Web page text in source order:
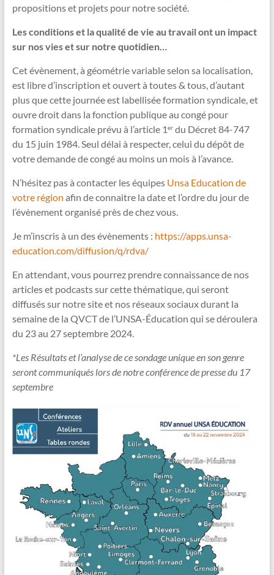
propositions et projets pour notre société.
Les conditions et la qualité de vie au travail ont un impact
sur nos vies et sur notre quotidien…
Cet évènement, à géométrie variable selon sa localisation,
est libre d’inscription et ouvert à toutes & tous, d’autant
plus que cette journée est labellisée formation syndicale, et
ouvre droit dans la fonction publique au congé pour
formation syndicale prévu à l’article 1erdu Décret 84-747
du 15 juin 1984. Seul délai à respecter, celui du dépôt de
votre demande de congé au moins un mois à l’avance.
N’hésitez pas à contacter les équipes Unsa Education de
votre région afin de connaitre la date et l’ordre du jour de
l’évènement organisé près de chez vous.
Je m’inscris à un des évènements : https://apps.unsa-
education.com/diffusion/q/rdva/
En attendant, vous pourrez prendre connaissance de nos
articles et podcasts sur cette thématique, qui seront
diffusés sur notre site et nos réseaux sociaux durant la
semaine de la QVCT de l’UNSA-Éducation qui se déroulera
du 23 au 27 septembre 2024.
*Les Résultats et l’analyse de ce sondage unique en son genre
seront communiqués lors de notre conférence de presse du 17
septembre